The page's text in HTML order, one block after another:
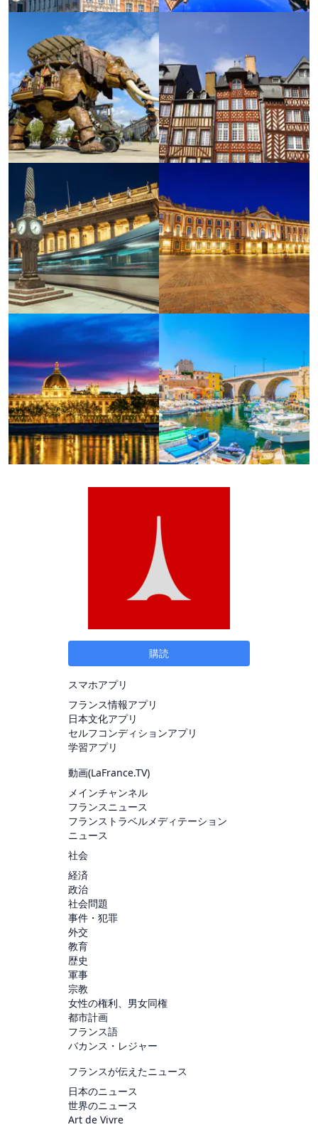
購読
スマホアプリ
フランス情報アプリ
日本文化アプリ
セルフコンディションアプリ
学習アプリ
動画(LaFrance.TV)
メインチャンネル
フランスニュース
フランストラベルメディテーション
ニュース
社会
経済
政治
社会問題
事件・犯罪
外交
教育
歴史
軍事
宗教
女性の権利、男女同権
都市計画
フランス語
バカンス・レジャー
フランスが伝えたニュース
日本のニュース
世界のニュース
Art de Vivre